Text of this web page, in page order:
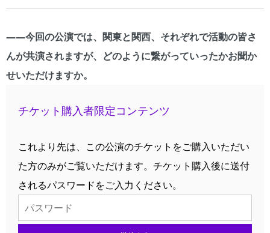
――今回の公演では、関東と関西、それぞれで活動の皆さ
んが共演されますが、どのように繋がっていったかお聞か
せいただけますか。
チケット購入者限定コンテンツ
これより先は、この公演のチケットをご購入いただい
た方のみがご覧いただけます。チケット購入後に送付
されるパスワードをご入力ください。